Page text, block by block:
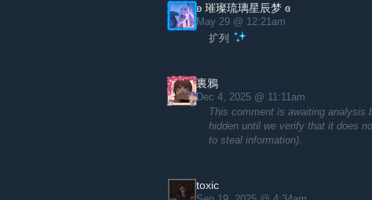
面战争】大奖赛！各位玩家可访问比赛官网
赛事官方网站：http://www.cntotalwar.com/
https://www.douyu.com/610588
赛事嘉宾介绍
改了名的哈里斯基：全面战争系列游戏官
组”人数达6300人，知名微博博主，9.5万粉
星白丶（UID9052251）：资深全面战争
ʚ 璀璨琉璃星辰梦 ɞ
May 29 @ 12:21am
扩列
裏鴉
Dec 4, 2025 @ 11:11am
This comment is awaiting analysis
hidden until we verify that it does
to steal information).
toxic